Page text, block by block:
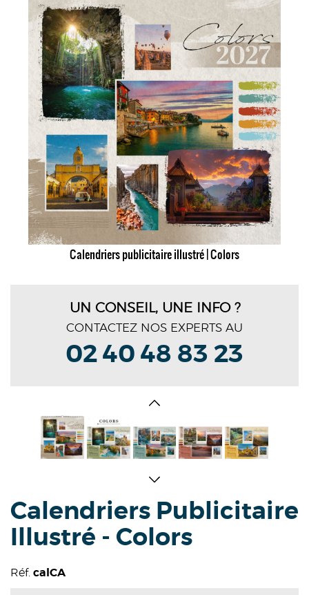
Calendriers publicitaire illustré | Colors
UN CONSEIL, UNE INFO ?
CONTACTEZ NOS EXPERTS AU
02 40 48 83 23
Calendriers Publicitaire
Illustré - Colors
Réf. calCA